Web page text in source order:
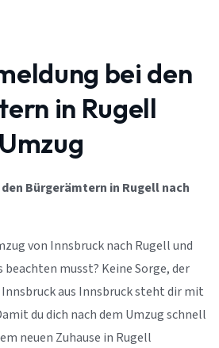
bei den
in Rugell
Bürgerämtern in Rugell nach
von Innsbruck nach Rugell und
beachten musst? Keine Sorge, der
aus Innsbruck steht dir mit
du dich nach dem Umzug schnell
neuen Zuhause in Rugell